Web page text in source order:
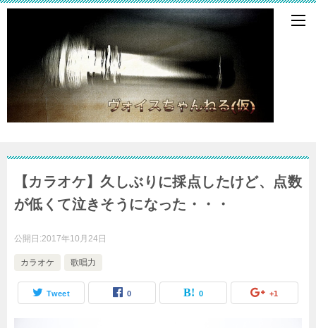
【カラオケ】久しぶりに採点したけど、点数
が低くて泣きそうになった・・・
公開日:2017年10月24日
カラオケ 歌唱力
Tweet 0 0 +1